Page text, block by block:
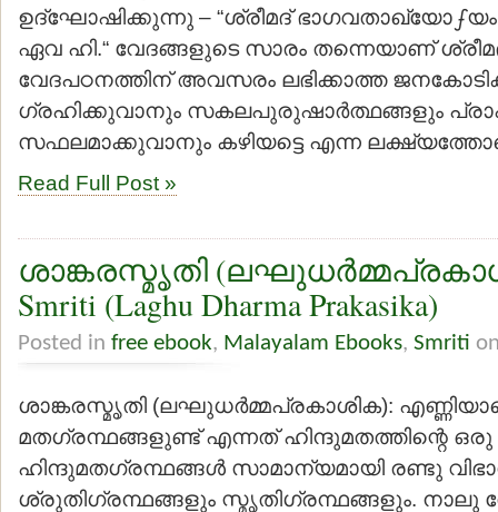
ഉദ്ഘോഷിക്കുന്നു – “ശ്രീമദ്
ഏവ ഹി.“ വേദങ്ങളുടെ സാരം തന്നെയാണ്
വേദപഠനത്തിന് അവസരം ലഭിക്കാത്ത
ഗ്രഹിക്കുവാനും സകലപുരുഷാര്‍ത്ഥങ്ങളും
സഫലമാക്കുവാനും കഴിയട്ടെ എന്ന
Read Full Post »
ശാങ്കരസ്മൃതി
Smriti (Laghu Dharma Prakasika)
Posted in free ebook, Malayalam Ebooks, Smriti
ശാങ്കരസ്മൃതി (ലഘുധര്‍മ്മപ്രകാശിക):
മതഗ്രന്ഥങ്ങളുണ്ട് എന്നത് ഹിന്ദുമതത്തിന്റെ
ഹിന്ദുമതഗ്രന്ഥങ്ങള്‍ സാമാന്യമായി രണ്ടു
ശ്രുതിഗ്രന്ഥങ്ങളും സ്മൃതിഗ്രന്ഥങ്ങളും. നാലു